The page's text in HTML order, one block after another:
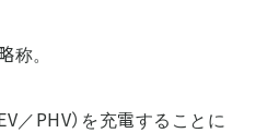
。
／PHV）を充電することに